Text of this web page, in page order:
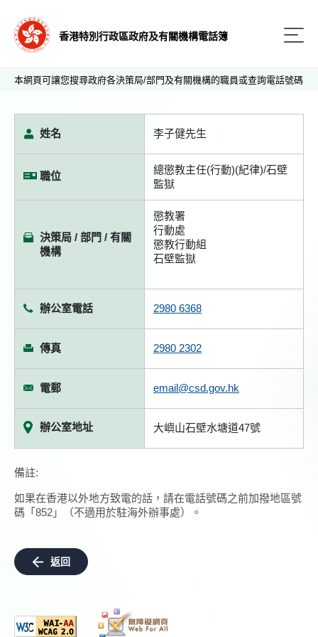
香港特別行政區政府及有關機構電話簿
本網頁可讓您搜尋政府各決策局/部門及有關機構的職員或查詢電話號碼
姓名 李子健先生
職位
總懲教主任(行動)(紀律)/石壁
監獄
決策局 / 部門 / 有關
機構
懲教署
行動處
懲教行動組
石壁監獄
辦公室電話 2980 6368
傳真 2980 2302
電郵 email@csd.gov.hk
辦公室地址 大嶼山石壁水塘道47號
備註:
如果在香港以外地方致電的話，請在電話號碼之前加撥地區號
碼「852」（不適用於駐海外辦事處）。
返回